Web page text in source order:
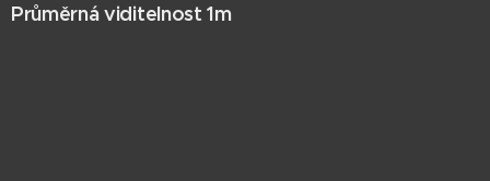
Průměrná viditelnost 1m